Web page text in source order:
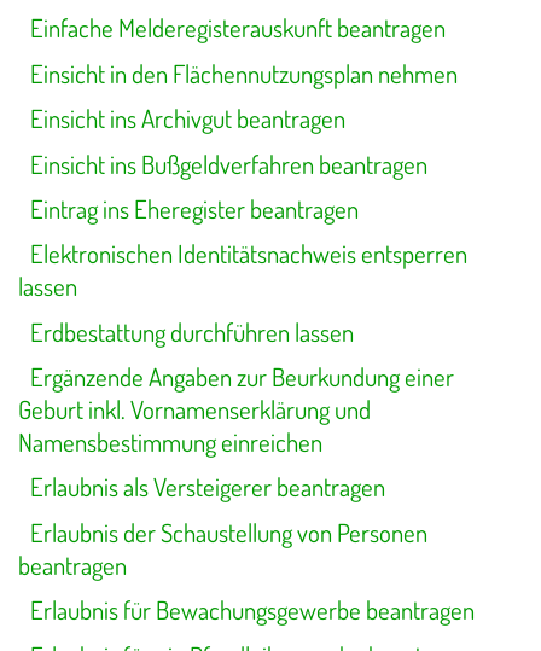
Einfache Melderegisterauskunft beantragen
Einsicht in den Flächennutzungsplan nehmen
Einsicht ins Archivgut beantragen
Einsicht ins Bußgeldverfahren beantragen
Eintrag ins Eheregister beantragen
Elektronischen Identitätsnachweis entsperren
lassen
Erdbestattung durchführen lassen
Ergänzende Angaben zur Beurkundung einer
Geburt inkl. Vornamenserklärung und
Namensbestimmung einreichen
Erlaubnis als Versteigerer beantragen
Erlaubnis der Schaustellung von Personen
beantragen
Erlaubnis für Bewachungsgewerbe beantragen